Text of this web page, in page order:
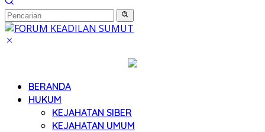
BERANDA
HUKUM
KEJAHATAN SIBER
KEJAHATAN UMUM